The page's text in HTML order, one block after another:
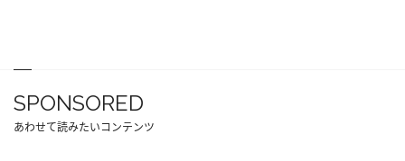
SPONSORED
あわせて読みたいコンテンツ